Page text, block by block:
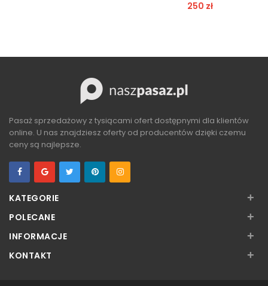
250 zł
Pasaż sprzedażowy z tysiącami ofert dostępnymi dla klientów
online. U nas znajdziesz oferty od producentów dzięki czemu
ceny są najlepsze.
KATEGORIE +
POLECANE +
INFORMACJE +
KONTAKT +